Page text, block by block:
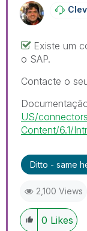
Existe um
o SAP.
Contacte o
US/
Content/6.1/
Ditto - same
2,100 Views
0 Likes